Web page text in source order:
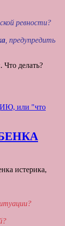
ревности?
, предупредить
Что делать?
или "что